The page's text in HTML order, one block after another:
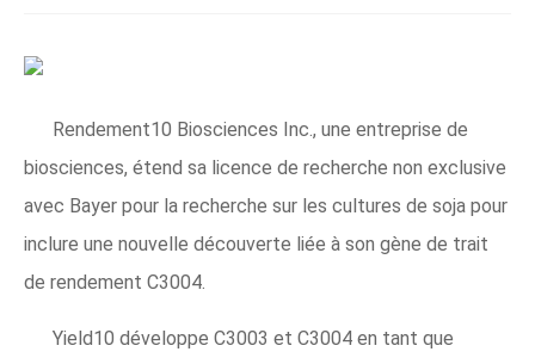
Rendement10 Biosciences Inc., une entreprise de
biosciences, étend sa licence de recherche non exclusive
avec Bayer pour la recherche sur les cultures de soja pour
inclure une nouvelle découverte liée à son gène de trait
de rendement C3004.
Yield10 développe C3003 et C3004 en tant que